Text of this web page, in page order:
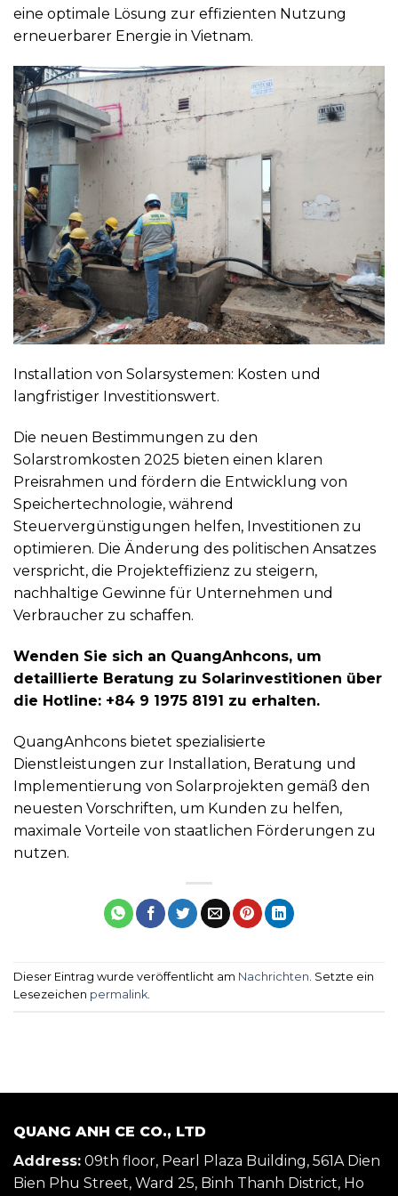
eine optimale Lösung zur effizienten Nutzung
erneuerbarer Energie in Vietnam.
Installation von Solarsystemen: Kosten und
langfristiger Investitionswert.
Die neuen Bestimmungen zu den
Solarstromkosten 2025 bieten einen klaren
Preisrahmen und fördern die Entwicklung von
Speichertechnologie, während
Steuervergünstigungen helfen, Investitionen zu
optimieren. Die Änderung des politischen Ansatzes
verspricht, die Projekteffizienz zu steigern,
nachhaltige Gewinne für Unternehmen und
Verbraucher zu schaffen.
Wenden Sie sich an QuangAnhcons, um
detaillierte Beratung zu Solarinvestitionen über
die Hotline: +84 9 1975 8191 zu erhalten.
QuangAnhcons bietet spezialisierte
Dienstleistungen zur Installation, Beratung und
Implementierung von Solarprojekten gemäß den
neuesten Vorschriften, um Kunden zu helfen,
maximale Vorteile von staatlichen Förderungen zu
nutzen.
Dieser Eintrag wurde veröffentlicht am Nachrichten . Setzte ein
Lesezeichen permalink
QUANG ANH CE CO., LTD
Address: 09th floor, Pearl Plaza Building, 561A Dien
Bien Phu Street, Ward 25, Binh Thanh District, Ho